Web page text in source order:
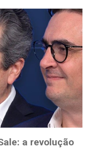
a revolução